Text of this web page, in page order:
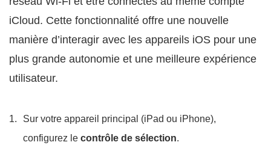
iCloud. Cette fonctionnalité offre une nouvelle
manière d’interagir avec les appareils iOS pour une
plus grande autonomie et une meilleure expérience
utilisateur.
Sur votre appareil principal (iPad ou iPhone),
configurez le contrôle de sélection.